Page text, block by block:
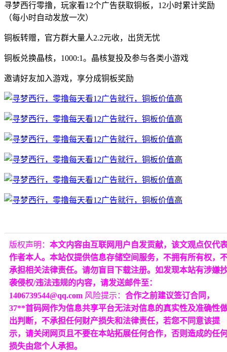
寻梦西行零撸，玩家看12个广告获取铜板，12小时累计奖励
（每小时自动发放一次）
铜板转赠，官方群大量人2.2元收，出货无忧
铜板兑换晶核，1000:1。晶核复投及参与各类小游戏
邀请好友加入游戏，享分成铜板奖励
版权声明： 本文内容由互联网用户自发贡献，该文观点仅代
作者本人。本站仅提供信息存储空间服务，不拥有所有权，
承担相关法律责任。请勿盲目下载注册。如发现本站有涉嫌
袭侵权/违法违规的内容，请发送邮件至：
1406739544@qq.com 风险提示： 合作之前建议签订合同，
37**首码网作为信息共享平台无法对信息的真实性及准确性
出判断，不承担任何财产损失和法律责任，若您不同意该提
示，请关闭网页且不要在本站拓展任何合作，否则造成的任
损失由您个人承担。